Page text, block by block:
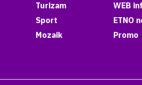
Turizam
Sport
Mozaik
WEB
ETNO
Promo